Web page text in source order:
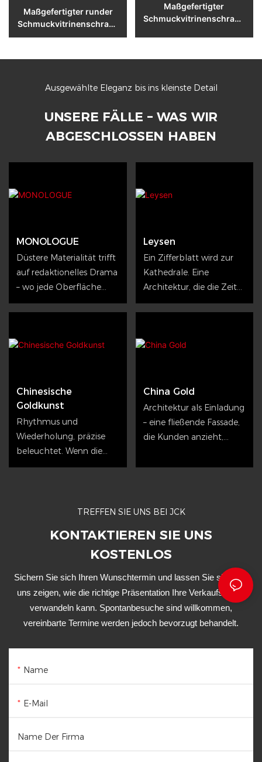
Maßgefertigter runder
Schmuckvitrinenschrank
für Boutiquen
Maßgefertigter
Schmuckvitrinenschrank
Ausgewählte Eleganz bis ins kleinste Detail
UNSERE FÄLLE – WAS WIR
ABGESCHLOSSEN HABEN
MONOLOGUE
Düstere Materialität trifft
auf redaktionelles Drama
– wo jede Oberfläche
eine bewusste
Leysen
Ein Zifferblatt wird zur
Kathedrale. Eine
Architektur, die die Zeit
erlebbar macht.
Chinesische
Goldkunst
Rhythmus und
Wiederholung, präzise
beleuchtet. Wenn die
Gehäusewand zur Marke
China Gold
Architektur als Einladung
– eine fließende Fassade,
die Kunden anzieht,
gesprochen wird.
TREFFEN SIE UNS BEI JCK
KONTAKTIEREN SIE UNS
KOSTENLOS
Sichern Sie sich Ihren Wunschtermin und lassen Sie sich von
uns zeigen, wie die richtige Präsentation Ihre Verkaufsfläche
verwandeln kann. Spontanbesuche sind willkommen,
vereinbarte Termine werden jedoch bevorzugt behandelt.
Name
E-Mail
Name Der Firma